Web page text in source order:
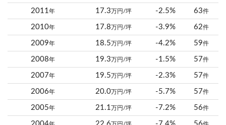
2011年 17.3 万円/坪 -2.5% 63件
2010年 17.8 万円/坪 -3.9% 62件
2009年 18.5 万円/坪 -4.2% 59件
2008年 19.3 万円/坪 -1.5% 57件
2007年 19.5 万円/坪 -2.3% 57件
2006年 20.0万円/坪 -5.7% 57件
2005年 21.1 万円/坪 -7.2% 56件